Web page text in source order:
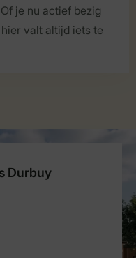
je nu actief bezig
valt altijd iets te